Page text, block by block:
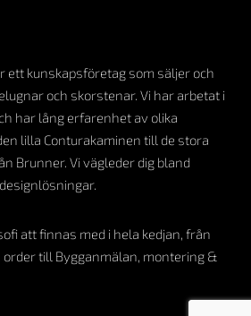
ett kunskapsföretag som säljer och
och skorstenar. Vi har arbetat i
har lång erfarenhet av olika
lilla Conturakaminen till de stora
Brunner. Vi vägleder dig bland
att finnas med i hela kedjan, från
till Bygganmälan, montering &